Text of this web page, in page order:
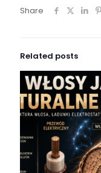
Share
Related posts